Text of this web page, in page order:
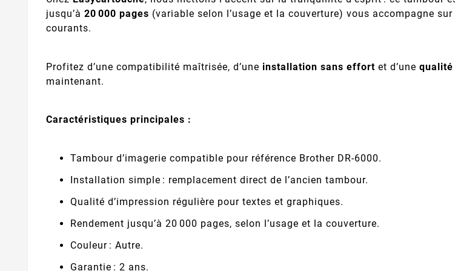
jusqu’à 20 000 pages (variable selon l’usage et la couverture) vous accompagne
courants.
Profitez d’une compatibilité maîtrisée, d’une installation sans effort et d’une qualité
maintenant.
Caractéristiques principales :
Tambour d’imagerie compatible pour référence Brother DR-6000.
Installation simple : remplacement direct de l’ancien tambour.
Qualité d’impression régulière pour textes et graphiques.
Rendement jusqu’à 20 000 pages, selon l’usage et la couverture.
Couleur : Autre.
Garantie : 2 ans.